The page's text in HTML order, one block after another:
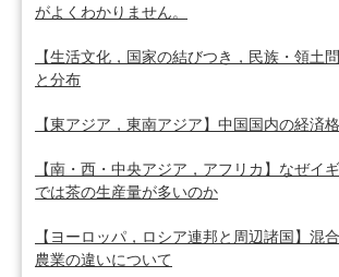
がよくわかりません。
【生活文化，国家の結びつき，民族・領土
と分布
【東アジア，東南アジア】中国国内の経済
【南・西・中央アジア，アフリカ】なぜイ
では茶の生産量が多いのか
【ヨーロッパ，ロシア連邦と周辺諸国】混
農業の違いについて